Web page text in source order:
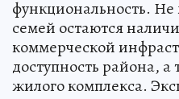
функциональность.
семей остаются
коммерческой
доступность района,
жилого комплекса.